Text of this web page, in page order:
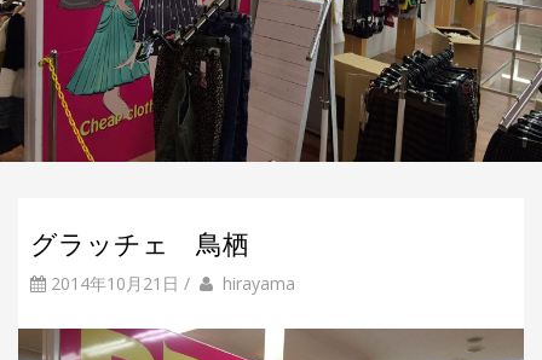
グラッチェ 鳥栖
2014年10月21日 / b
投
者
hirayama